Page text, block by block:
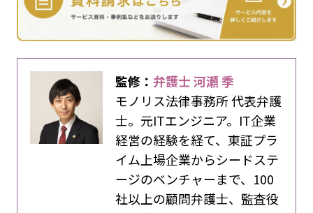
監修：弁護士 河瀬 季
モノリス法律事務所 代表弁護
士。元ITエンジニア。IT企業
経営の経験を経て、東証プラ
イム上場企業からシードステ
ージのベンチャーまで、100
社以上の顧問弁護士、監査役